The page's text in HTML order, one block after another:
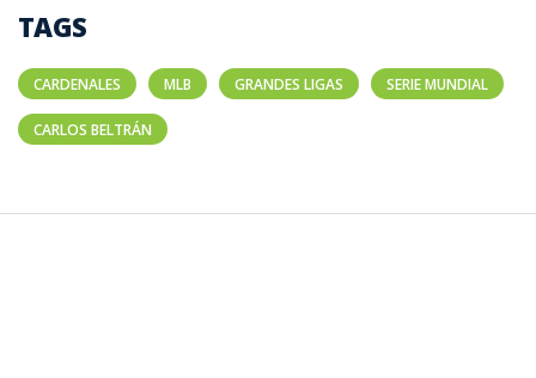
TAGS
CARDENALES MLB GRANDES LIGAS SERIE MUNDIAL
CARLOS BELTRÁN